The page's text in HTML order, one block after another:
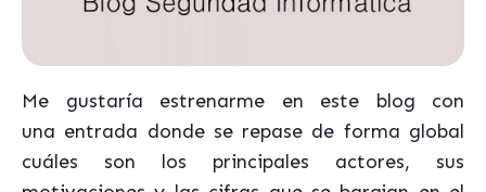
Me gustaría estrenarme en este blog con
una entrada donde se repase de forma global
cuáles son los principales actores, sus